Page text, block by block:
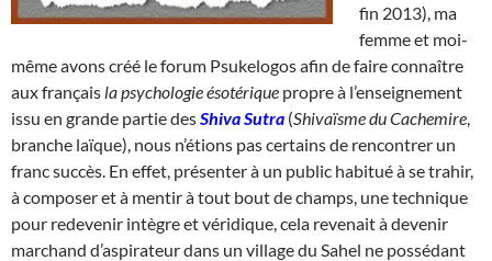
fin 2013), ma
femme et moi-
même avons créé le forum Psukelogos afin de faire connaître
aux français la psychologie ésotérique propre à l’enseignement
issu en grande partie desShiva Sutra (Shivaïsme du Cachemire
branche laïque), nous n’étions pas certains de rencontrer un
franc succès. En effet, présenter à un public habitué à se trahir,
à composer et à mentir à tout bout de champs, une technique
pour redevenir intègre et véridique, cela revenait à devenir
marchand d’aspirateur dans un village du Sahel ne possédant